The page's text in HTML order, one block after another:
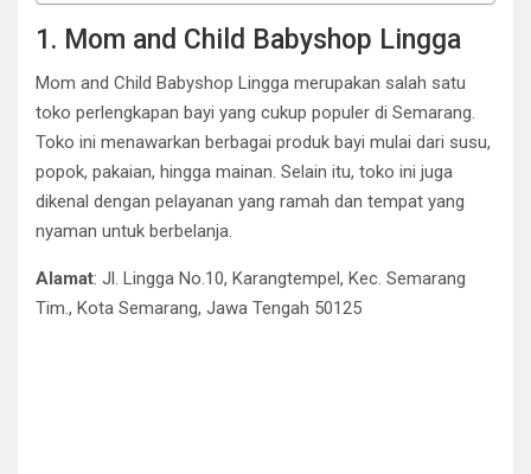
1. Mom and Child Babyshop Lingga
Mom and Child Babyshop Lingga merupakan salah satu
toko perlengkapan bayi yang cukup populer di Semarang.
Toko ini menawarkan berbagai produk bayi mulai dari susu,
popok, pakaian, hingga mainan. Selain itu, toko ini juga
dikenal dengan pelayanan yang ramah dan tempat yang
nyaman untuk berbelanja.
Alamat: Jl. Lingga No.10, Karangtempel, Kec. Semarang
Tim., Kota Semarang, Jawa Tengah 50125